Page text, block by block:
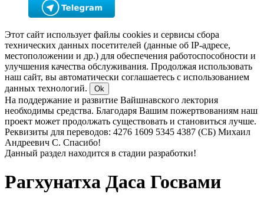
Этот сайт использует файлы cookies и сервисы сбора
технических данных посетителей (данные об IP-адресе,
местоположении и др.) для обеспечения работоспособности и
улучшения качества обслуживания. Продолжая использовать
наш сайт, вы автоматически соглашаетесь с использованием
данных технологий.
Ok
На поддержание и развитие Вайшнавского лектория
необходимы средства. Благодаря Вашим пожертвованиям наш
проект может продолжать существовать и становиться лучше.
Реквизиты для переводов: 4276 1609 5345 4387 (СБ) Михаил
Андреевич С. Спасибо!
Данный раздел находится в стадии разработки!
Рагхунатха Даса Госвами